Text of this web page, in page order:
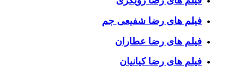
فیلم های رضا شفیعی جم
فیلم های رضا عطاران
فیلم های رضا کیانیان